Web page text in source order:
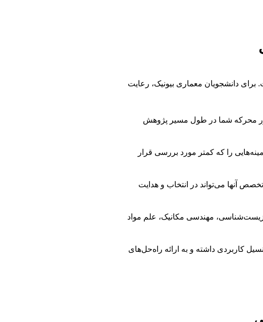
دانشجویان معماری بیونیک، رعایت
محرکه شما در طول مسیر پژوهش
را که کمتر مورد بررسی قرار
آنها می‌تواند در انتخاب و هدایت
زیست‌شناسی، مهندسی مکانیک، علم مواد
کاربردی داشته و به ارائه راه‌حل‌های